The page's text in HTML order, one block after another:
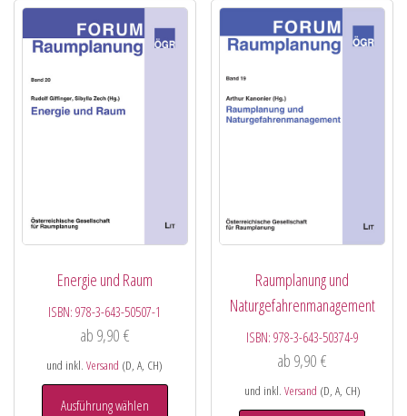
Energie und Raum
ISBN:978-3-643-50507-1
ab 9,90 €
und inkl.Versand (D, A, CH)
Ausführung wählen
Raumplanung und
Naturgefahrenmanagement
ISBN: 978-3-643-50374-9
ab 9,90€
und inkl. Versand (D, A, CH)